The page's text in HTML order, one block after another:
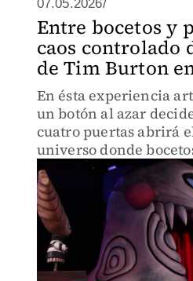
07.05.2026/
Entre bocetos y
caos controlado
de Tim Burton
En ésta experiencia
un botón al azar
cuatro puertas abrirá
universo donde
cinematográficas